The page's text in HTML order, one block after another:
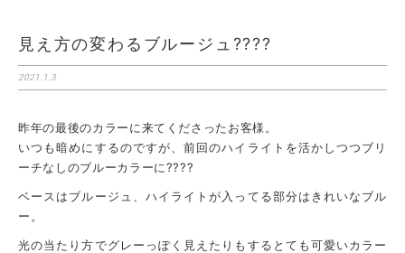
見え方の変わるブルージュ????
2021.1.3
昨年の最後のカラーに来てくださったお客様。
いつも暗めにするのですが、前回のハイライトを活かしつつブリ
ーチなしのブルーカラーに????
ベースはブルージュ、ハイライトが入ってる部分はきれいなブル
ー。
光の当たり方でグレーっぽく見えたりもするとても可愛いカラー